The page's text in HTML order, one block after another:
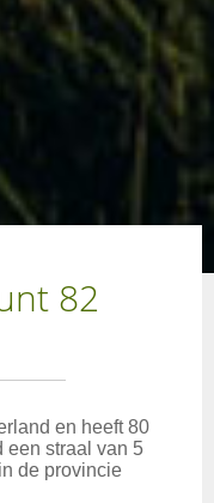
82
en heeft 80
een straal van 5
de provincie